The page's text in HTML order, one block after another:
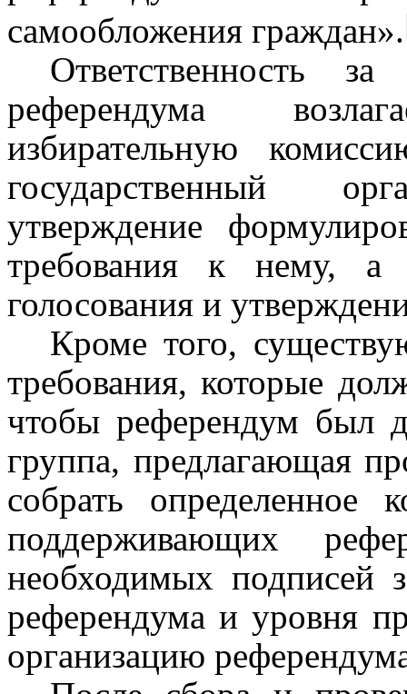
самообложения граждан».
Ответственность
референдума
избирательную
государственный
утверждение
требования к нему, а
голосования и
Кроме того,
требования, которые
чтобы референдум был
группа, предлагающая
собрать определенное
поддерживающих
необходимых подписей
референдума и уровня
организацию